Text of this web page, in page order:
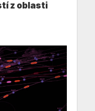
z oblasti